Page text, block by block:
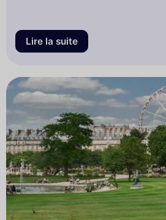
Lire la suite